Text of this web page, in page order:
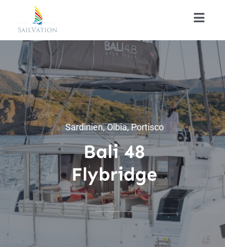
springen
Home
Über Uns
Yachtcharter
FAQ
Kontakt
Sardinien, Olbia, Portisco
Bali 48
Flybridge